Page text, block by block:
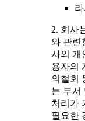
2. 회사
와 관련
사의 개
용자의
의철회
는 부서
처리가
필요한